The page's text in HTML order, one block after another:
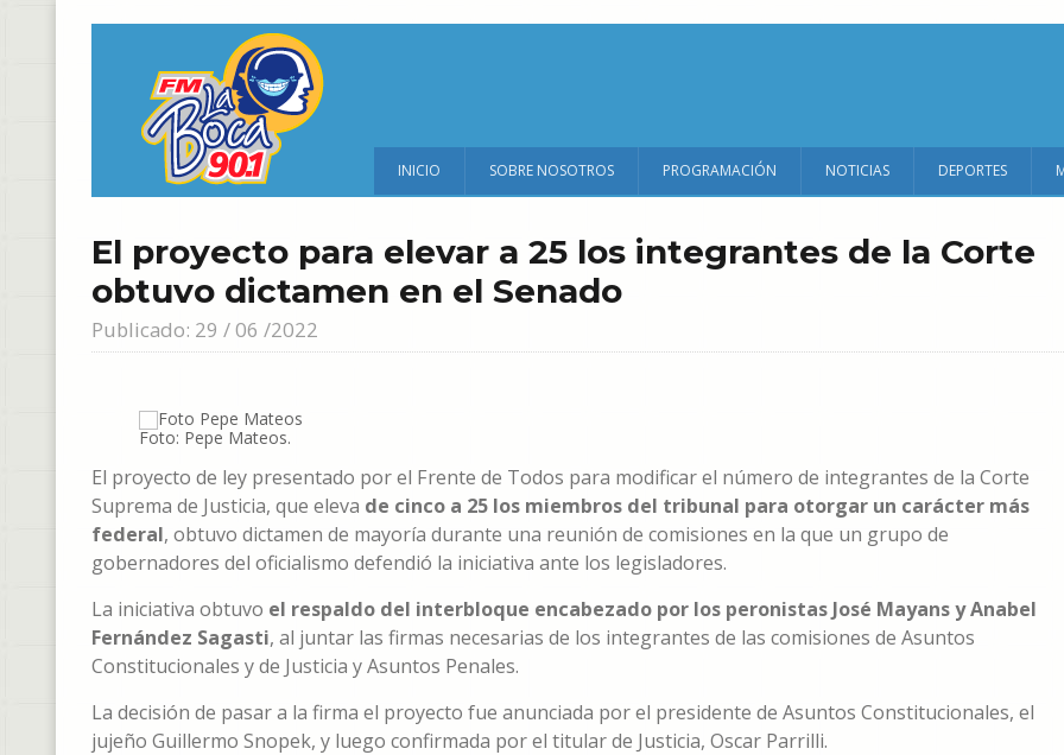
INICIO SOBRE NOSOTROS PROGRAMACIÓN NOTICIAS DEPORTES
El proyecto para elevar a 25 los integrantes de la Corte
obtuvo dictamen en el Senado
Publicado: 29 / 06 /2022
Foto: Pepe Mateos.
El proyecto de ley presentado por el Frente de Todos para modificar el número de integrantes de la Corte
Suprema de Justicia, que eleva de cinco a 25 los miembros del tribunal para otorgar un carácter más
federal, obtuvo dictamen de mayoría durante una reunión de comisiones en la que un grupo de
gobernadores del oficialismo defendió la iniciativa ante los legisladores.
La iniciativa obtuvo el respaldo del interbloque encabezado por los peronistas José Mayans y Anabel
Fernández Sagasti, al juntar las firmas necesarias de los integrantes de las comisiones de Asuntos
Constitucionales y de Justicia y Asuntos Penales.
La decisión de pasar a la firma el proyecto fue anunciada por el presidente de Asuntos Constitucionales, el
jujeño Guillermo Snopek, y luego confirmada por el titular de Justicia, Oscar Parrilli.